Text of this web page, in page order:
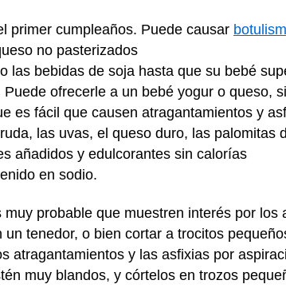
primer cumpleaños. Puede causar
no pasterizados
las bebidas de soja hasta que su bebé
ofrecerle a un bebé yogur o queso,
es fácil que causen atragantamientos y
las uvas, el queso duro, las palomitas
añadidos y edulcorantes sin calorías
en sodio.
probable que muestren interés por
tenedor, o bien cortar a trocitos
atragantamientos y las asfixias por
muy blandos, y córtelos en trozos